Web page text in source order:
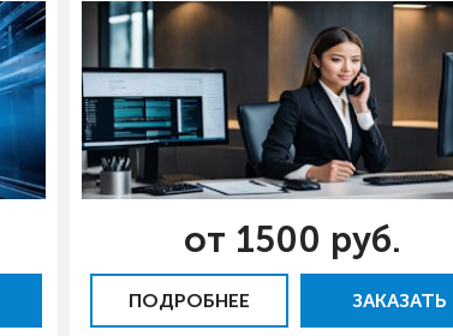
от 1500 руб.
ПОДРОБНЕЕ ЗАКАЗАТЬ